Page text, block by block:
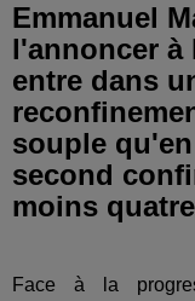
Emmanuel
l'annoncer à
entre dans
souple
second
moins
Face à la